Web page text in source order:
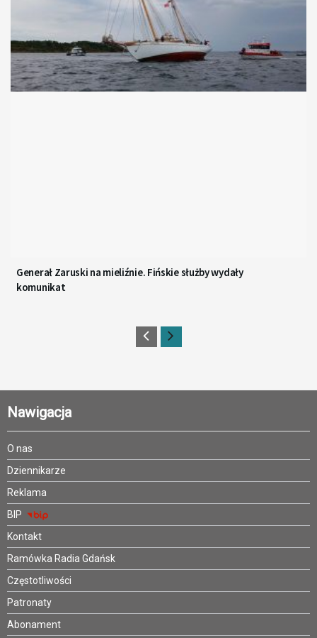
Generał Zaruski na mieliźnie. Fińskie służby wydały
komunikat
Nawigacja
O nas
Dziennikarze
Reklama
BIP
Kontakt
Ramówka Radia Gdańsk
Częstotliwości
Patronaty
Abonament